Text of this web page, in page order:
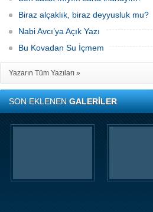
Biraz alçaklık, biraz deyyusluk mu?
Nabi Avcı’ya Açık Yazı
Bu Kovadan Su İçmem
Yazarın Tüm Yazıları »
SON EKLENENGALERİLER